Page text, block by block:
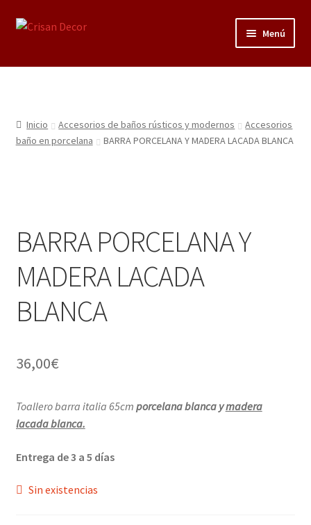
Ir
Ir
Menú
Regalos infantiles, vajillas y canastillas bebé
Regalo personalizado, estuches copas grabadas, regalo
bodas y aniversario, placas grabadas
Porcelana blanca Profesional y Hostelería
Pigmentos Porcelana y Vidrio, Mediums, material pintura
porcelana
Regalo personal chico-chica
Decoración, cuadros y espejos
Iluminación, lamparas y apliques
Inicio Accesorios de baños rústicos y modernos
Accesorios
baño en porcelana
BARRA PORCELANA Y MADERA LACADA BLANCA
BARRA PORCELANA Y
MADERA LACADA
BLANCA
36,00€
Toallero barra italia 65cm porcelana blanca ymadera
lacada blanca.
Entrega de 3 a 5 días
Sin existencias